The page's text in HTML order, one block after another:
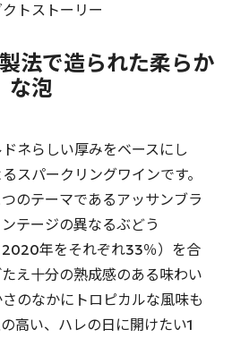
トストーリー
法で造られた柔らか
な泡
ネらしい厚みをベースにし
スパークリングワインです。
のテーマであるアッサンブラ
テージの異なるぶどう
年をそれぞれ33％）を合
え十分の熟成感のある味わい
のなかにトロピカルな風味も
高い、ハレの日に開けたい1